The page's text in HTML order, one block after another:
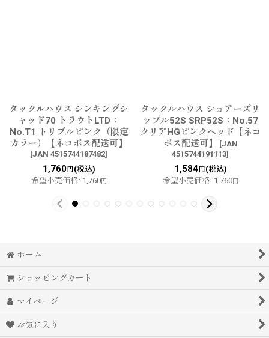
タックルハウス シンキングシ
ャッド70 トラウトLTD：
No.T1 トリプルピンク（限定
カラー）【ネコポス配送可】
[JAN 4515744187482]
1,760円(税込)
希望小売価格: 1,760円
タックルハウス ショアーズリ
ップル52S SRP52S：No.57
クリアHGピンクヘッド【ネコ
ポス配送可】
[JAN
4515744191113]
1,584円(税込)
希望小売価格: 1,760円
ホーム
ショッピングカート
マイページ
お気に入り